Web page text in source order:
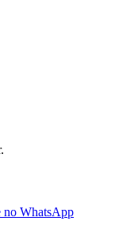
no WhatsApp